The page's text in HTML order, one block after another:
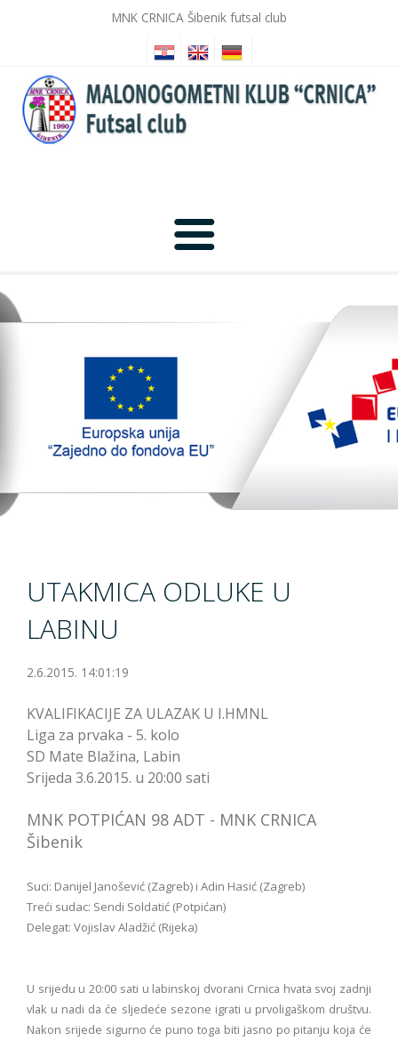
MNK CRNICA Šibenik futsal club
TopTim liga 29-10-2023
UTAKMICA ODLUKE U
LABINU
2.6.2015. 14:01:19
KVALIFIKACIJE ZA ULAZAK U I.HMNL
Liga za prvaka - 5. kolo
SD Mate Blažina, Labin
Srijeda 3.6.2015. u 20:00 sati
MNK POTPIĆAN 98 ADT - MNK CRNICA
Šibenik
Suci: Danijel Janošević (Zagreb) i Adin Hasić (Zagreb)
Treći sudac: Sendi Soldatić (Potpićan)
Delegat: Vojislav Aladžić (Rijeka)
U srijedu u 20:00 sati u labinskoj dvorani Crnica hvata svoj zadnji
vlak u nadi da će sljedeće sezone igrati u prvoligaškom društvu.
Nakon srijede sigurno će puno toga biti jasno po pitanju koja će